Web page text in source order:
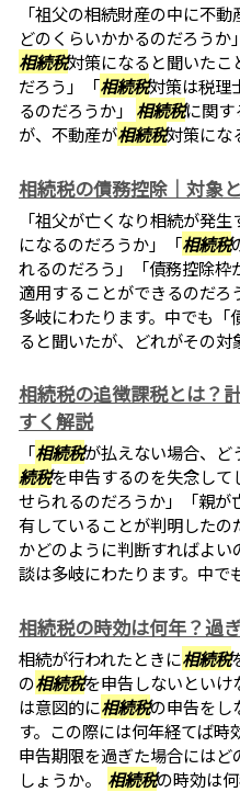
「祖父の相続財産の中に不動
どのくらいかかるのだろう
相続税対策になると聞いたこ
だろう」「相続税対策は税理
るのだろうか」 相続税に関す
が、不動産が相続税対策にな
相続税の債務控除｜対象
「祖父が亡くなり相続が発
になるのだろうか」「相続税
れるのだろう」「債務控除枠
適用することができるのだろ
多岐にわたります。中でも「
ると聞いたが、どれがその対
相続税の追徴課税とは？
すく解説
「相続税が払えない場合、ど
続税を申告するのを失念し
せられるのだろうか」「親
有していることが判明したの
かどのように判断すればよい
談は多岐にわたります。中で
相続税の時効は何年？過
相続が行われたときに相続税
の相続税を申告しないといけ
は意図的に相続税の申告をし
す。この際には何年経てば
申告期限を過ぎた場合には
しょうか。 相続税の時効は